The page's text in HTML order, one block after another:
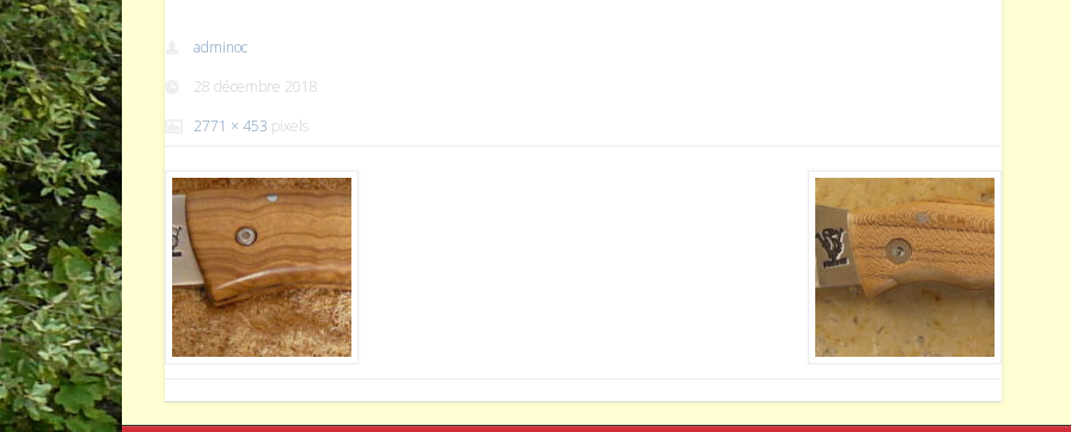
adminoc
28 décembre 2018
2771 × 453 pixels